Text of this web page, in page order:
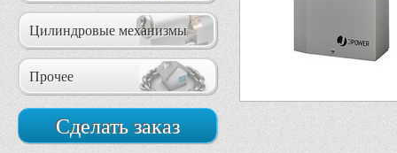
Цилиндровые механизмы
Прочее
Сделать заказ